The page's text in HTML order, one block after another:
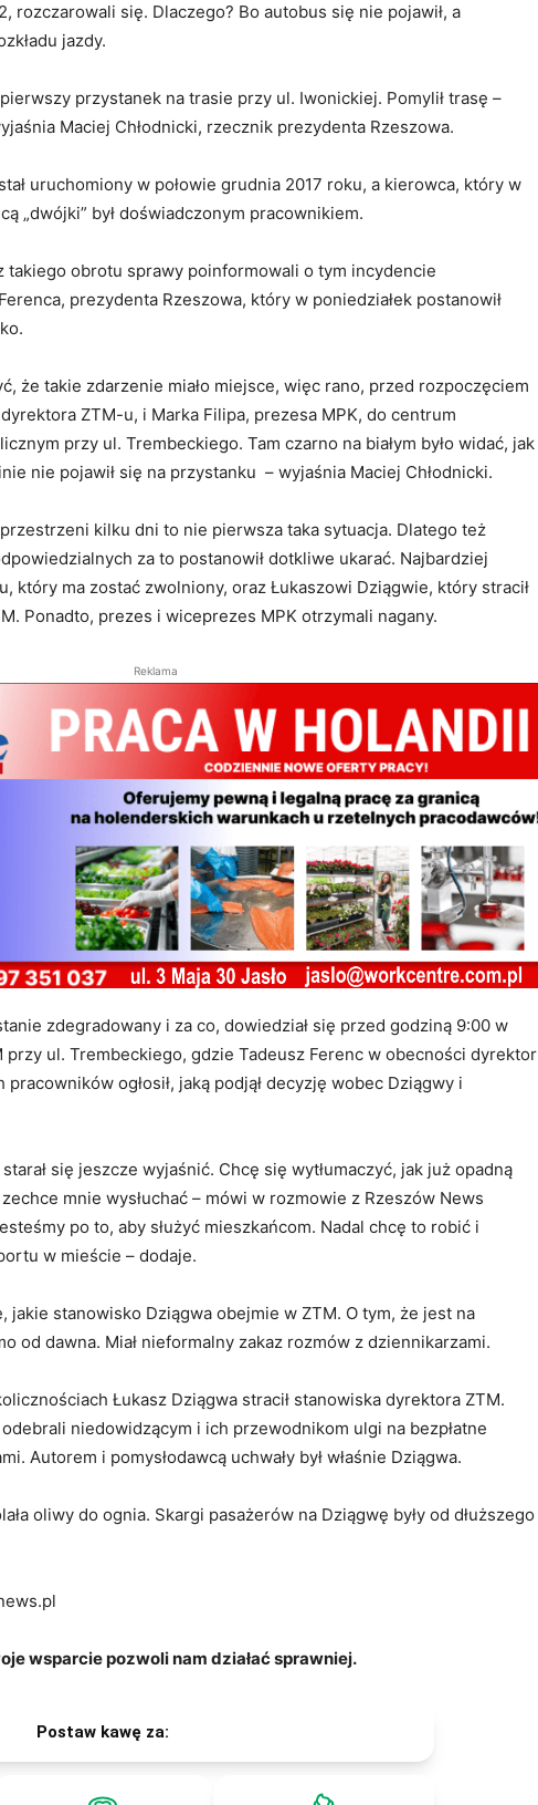
rozczarowali się. Dlaczego? Bo autobus się nie pojawił, a
jazdy.
przystanek na trasie przy ul. Iwonickiej. Pomylił trasę –
Maciej Chłodnicki, rzecznik prezydenta Rzeszowa.
uruchomiony w połowie grudnia 2017 roku, a kierowca, który w
„dwójki” był doświadczonym pracownikiem.
takiego obrotu sprawy poinformowali o tym incydencie
prezydenta Rzeszowa, który w poniedziałek postanowił
że takie zdarzenie miało miejsce, więc rano, przed rozpoczęciem
ZTM-u, i Marka Filipa, prezesa MPK, do centrum
przy ul. Trembeckiego. Tam czarno na białym było widać, jak
nie pojawił się na przystanku – wyjaśnia Maciej Chłodnicki.
kilku dni to nie pierwsza taka sytuacja. Dlatego też
za to postanowił dotkliwe ukarać. Najbardziej
który ma zostać zwolniony, oraz Łukaszowi Dziągwie, który stracił
Ponadto, prezes i wiceprezes MPK otrzymali nagany.
Reklama
zdegradowany i za co, dowiedział się przed godziną 9:00 w
przy ul. Trembeckiego, gdzie Tadeusz Ferenc w obecności dyrektor
ogłosił, jaką podjął decyzję wobec Dziągwy i
się jeszcze wyjaśnić. Chcę się wytłumaczyć, jak już opadną
mnie wysłuchać – mówi w rozmowie z Rzeszów News
po to, aby służyć mieszkańcom. Nadal chcę to robić i
w mieście – dodaje.
jakie stanowisko Dziągwa obejmie w ZTM. O tym, że jest na
od dawna. Miał nieformalny zakaz rozmów z dziennikarzami.
Łukasz Dziągwa stracił stanowiska dyrektora ZTM.
niedowidzącym i ich przewodnikom ulgi na bezpłatne
Autorem i pomysłodawcą uchwały był właśnie Dziągwa.
oliwy do ognia. Skargi pasażerów na Dziągwę były od dłuższego
wsparcie pozwoli nam działać sprawniej.
Postaw kawę za: